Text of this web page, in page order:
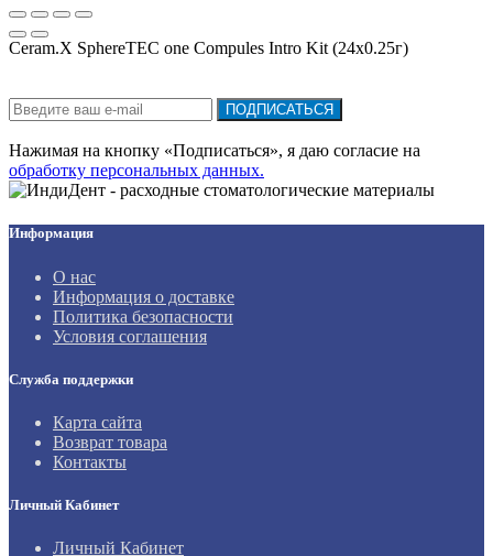
Ceram.X SphereTEC one Compules Intro Kit (24x0.25г)
ПОДПИСАТЬСЯ
Нажимая на кнопку «Подписаться», я даю cогласие на
обработку персональных данных.
Информация
О нас
Информация о доставке
Политика безопасности
Условия соглашения
Служба поддержки
Карта сайта
Возврат товара
Контакты
Личный Кабинет
Личный Кабинет